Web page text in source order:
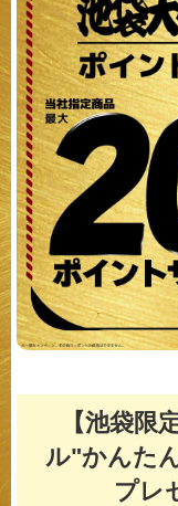
【池袋限
ル"かんた
プレ